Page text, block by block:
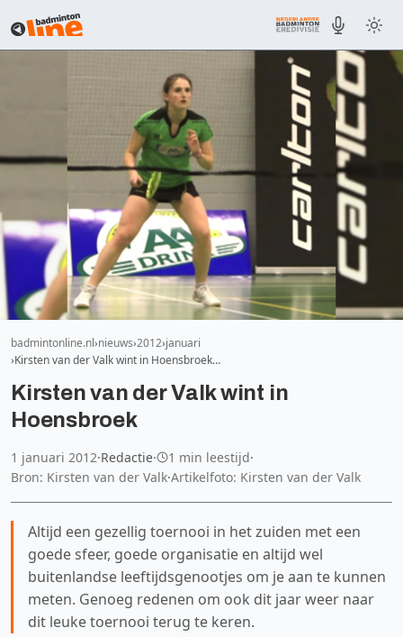
badmintonline.nl nieuws 2012 januari
Kirsten van der Valk wint in Hoensbroek…
Kirsten van der Valk wint in
Hoensbroek
1 januari 2012·Redactie· 1 min leestijd·
Bron: Kirsten van der Valk·Artikelfoto: Kirsten van der Valk
Altijd een gezellig toernooi in het zuiden met een
goede sfeer, goede organisatie en altijd wel
buitenlandse leeftijdsgenootjes om je aan te kunnen
meten. Genoeg redenen om ook dit jaar weer naar
dit leuke toernooi terug te keren.